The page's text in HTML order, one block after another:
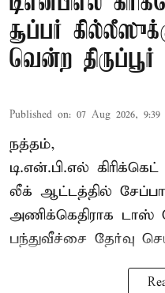
சூப்பர்
வென்ற திருப்பூர்
Published on: 07 Aug 2026, 9:39
நத்தம்,
டி.என்.பி.எல்
லீக் ஆட்டத்தில்
அணிக்கெதிராக டாஸ்
பந்துவீச்சை தேர்வு